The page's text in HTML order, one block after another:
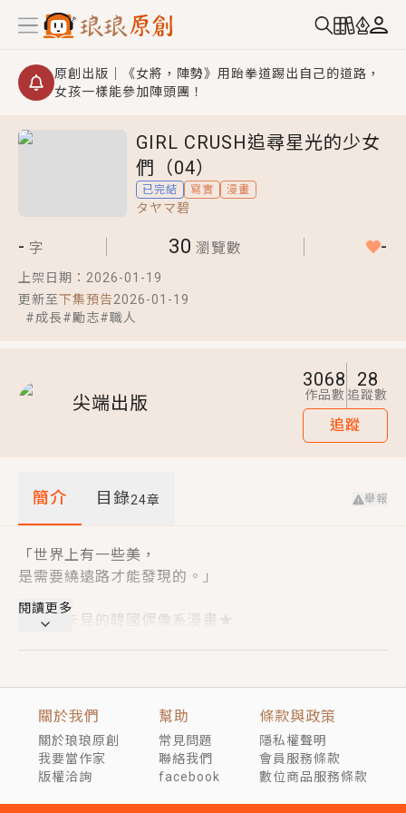
原創出版｜《女將，陣勢》用跆拳道踢出自己的道路，
女孩一樣能參加陣頭團！
資源、專屬服務與獨享福利！
小編心動書單｜《離婚你提的，二婚嫁大佬，你哭什
麼？》追妻火葬場！前夫失憶移情別戀，她頭也不回找
新歡，他居然還後悔了？
氣、互相愛慕的兩位少女，今夏最推純愛GL漫畫！
BL｜《費洛蒙中毒》救命！特殊費洛蒙體質世界觀，無
法抗拒的吸引力，已中毒Σ>―(〃°ω°〃)♡→
OMG你嚇到我了｜《陰陽鬼店》上班族買了房子模型，
言情｜《國語推行員》每個人心中都有一個連自己也無
法改變的永恆， 他的一生將不由自主追逐著她……
短劇原著｜《離婚後，禁欲大佬爬墻偷吻小孕妻》坊間
傳聞，顧總沒有太太、不需要情人，卻寵愛著他的私人
嗎？被男友推下山，直接穿越到遠古時代的那種......
GIRL CRUSH追尋星光的少女
們（04）
已完結 寫實 漫畫
タヤマ碧
- 字 30 瀏覽數 -
上架日期： 2026-01-19
更新至下集預告2026-01-19
#成長#勵志#職人
尖端出版
3068
作品數
28
追蹤數
追蹤
簡介 目錄24章 舉報
「世界上有一些美，
是需要繞遠路才能發現的。」
★前所未見的韓國偶像系漫畫★
突破性成長的第四集!!
為了月底評鑑，
勇往直前的天花、智友、敏彩
閱讀更多
關於我們
關於琅琅原創
我要當作家
版權洽詢
幫助
常見問題
聯絡我們
facebook
條款與政策
隱私權聲明
會員服務條款
數位商品服務條款